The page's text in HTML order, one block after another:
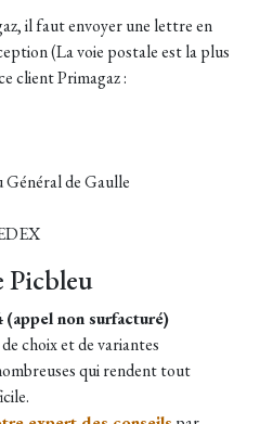
il faut envoyer une lettre en
(La voie postale est la plus
client Primagaz :
Général de Gaulle
Picbleu
(appel non surfacturé)
choix et de variantes
qui rendent tout